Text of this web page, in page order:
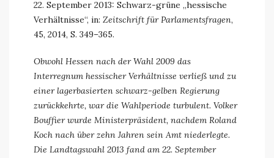
22. September 2013: Schwarz-grüne „hessische
Verhältnisse“, in: Zeitschrift für Parlamentsfragen,
45, 2014, S. 349–365.
Obwohl Hessen nach der Wahl 2009 das
Interregnum hessischer Verhältnisse verließ und zu
einer lagerbasierten schwarz-gelben Regierung
zurückkehrte, war die Wahlperiode turbulent. Volker
Bouffier wurde Ministerpräsident, nachdem Roland
Koch nach über zehn Jahren sein Amt niederlegte.
Die Landtagswahl 2013 fand am 22. September